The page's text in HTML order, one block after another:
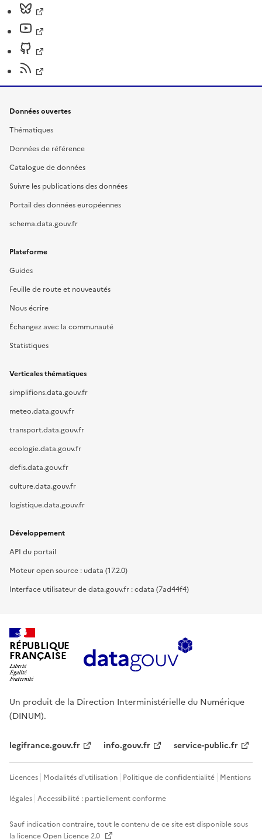
Données ouvertes
Thématiques
Données de référence
Catalogue de données
Suivre les publications des données
Portail des données européennes
schema.data.gouv.fr
Plateforme
Guides
Feuille de route et nouveautés
Nous écrire
Échangez avec la communauté
Statistiques
Verticales thématiques
simplifions.data.gouv.fr
meteo.data.gouv.fr
transport.data.gouv.fr
ecologie.data.gouv.fr
defis.data.gouv.fr
culture.data.gouv.fr
logistique.data.gouv.fr
Développement
API du portail
Moteur open source : udata (17.2.0)
Interface utilisateur de data.gouv.fr : cdata (7ad44f4)
RÉPUBLIQUE
FRANÇAISE
Un produit de la Direction Interministérielle du Numérique
(DINUM).
legifrance.gouv.fr info.gouv.fr service-public.fr
Licences Modalités d'utilisation Politique de confidentialité Mentions
légales Accessibilité : partiellement conforme
Sauf indication contraire, tout le contenu de ce site est disponible sous
la licenceOpen Licence 2.0